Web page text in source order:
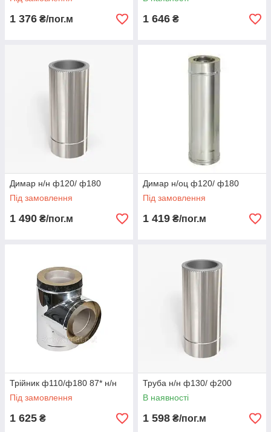
1 376 ₴/пог.м 1 646 ₴
Димар н/н ф120/ ф180
Під замовлення
1 490 ₴/пог.м
Димар н/оц ф120/ ф180
Під замовлення
1 419 ₴/пог.м
Трійник ф110/ф180 87* н/н
Під замовлення
1 625 ₴
Труба н/н ф130/ ф200
В наявності
1 598 ₴/пог.м